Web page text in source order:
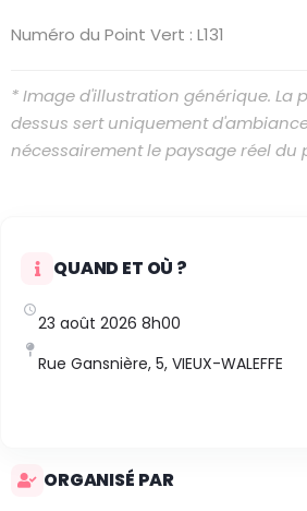
Numéro du Point Vert : L131
* Image d'illustration générique. La
dessus sert uniquement
nécessairement le paysage réel du
QUAND ET OÙ ?
23 août 2026 8h00
Rue Gansnière, 5, VIEUX-WALEFFE
ORGANISÉ PAR